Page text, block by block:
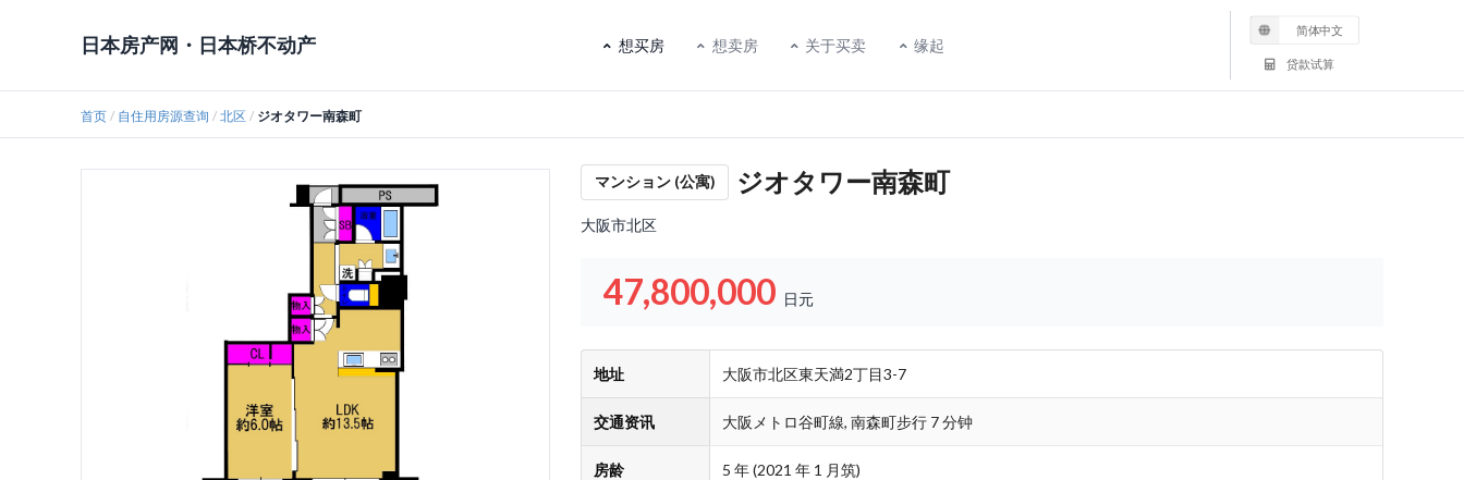
日本房产网・日本桥不动产 想买房 想卖房
卖房步骤介绍
关于买卖
一些相关用语的对照
缘起
企业缘起
简体中文
贷款试算
首页 / 自住用房源查询 / 北区 / ジオタワー南森町
マンション (公寓) ジオタワー南森町
大阪市北区
47,800,000 日元
地址 大阪市北区東天満2丁目3-7
交通资讯 大阪メトロ谷町線, 南森町步行 7 分钟
房龄 5 年 (2021 年 1 月筑)